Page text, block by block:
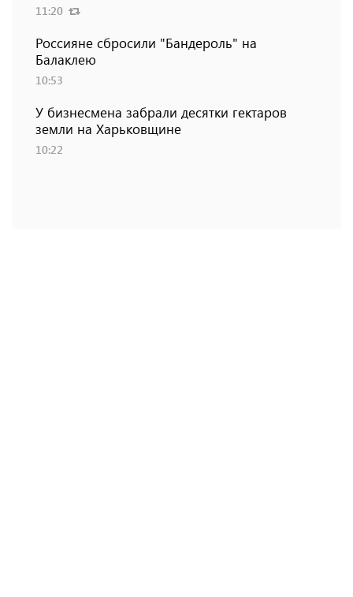
11:20
Россияне сбросили "Бандероль" на
Балаклею
10:53
У бизнесмена забрали десятки гектаров
земли на Харьковщине
10:22